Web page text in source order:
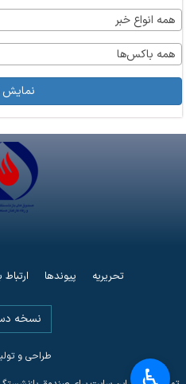
همه انواع خبر
همه باکس‌ها
نمایش
تحریریه پیوندها ارتباط
نسخه
طراحی و